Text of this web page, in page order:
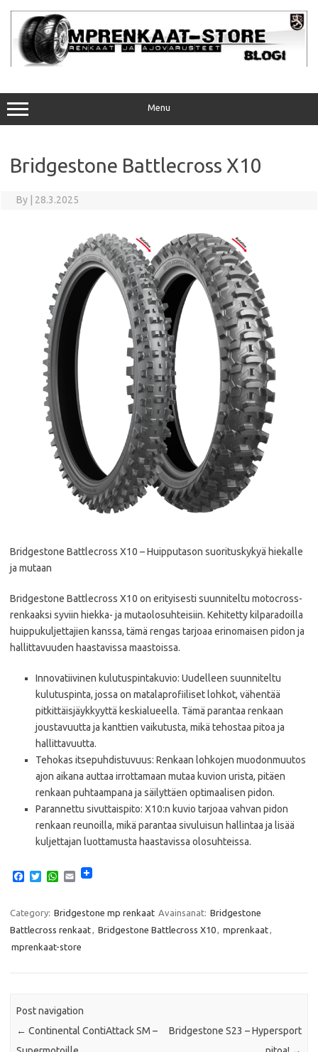
content
Menu
Bridgestone Battlecross X10
By 28.3.2025
Bridgestone Battlecross X10 – Huipputason suorituskykyä hiekalle
ja mutaan
Bridgestone Battlecross X10 on erityisesti suunniteltu motocross-
renkaaksi syviin hiekka- ja mutaolosuhteisiin. Kehitetty kilparadoilla
huippukuljettajien kanssa, tämä rengas tarjoaa erinomaisen pidon ja
hallittavuuden haastavissa maastoissa.​
Innovatiivinen kulutuspintakuvio: Uudelleen suunniteltu
kulutuspinta, jossa on matalaprofiiliset lohkot, vähentää
pitkittäisjäykkyyttä keskialueella. Tämä parantaa renkaan
joustavuutta ja kanttien vaikutusta, mikä tehostaa pitoa ja
hallittavuutta. ​
Tehokas itsepuhdistuvuus: Renkaan lohkojen muodonmuutos
ajon aikana auttaa irrottamaan mutaa kuvion urista, pitäen
renkaan puhtaampana ja säilyttäen optimaalisen pidon. ​
Parannettu sivuttaispito: X10:n kuvio tarjoaa vahvan pidon
renkaan reunoilla, mikä parantaa sivuluisun hallintaa ja lisää
kuljettajan luottamusta haastavissa olosuhteissa.
e
b
o
o
T
t
t
e
r
W
t
A
p
E
i
Category: Bridgestone mp renkaat Avainsanat: Bridgestone
Battlecross renkaat, Bridgestone Battlecross X10, mprenkaat,
mprenkaat-store
Post navigation
← Continental ContiAttack SM –
Bridgestone S23 – Hypersport